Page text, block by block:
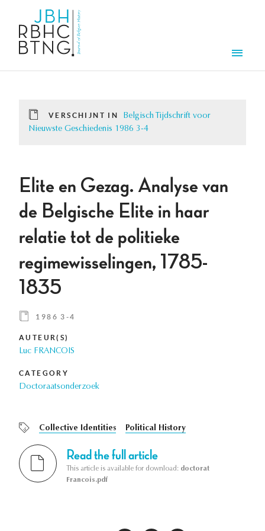
VERSCHIJNT IN
Belgisch Tijdschrift voor
Nieuwste Geschiedenis 1986 3-4
Elite en Gezag. Analyse van
de Belgische Elite in haar
relatie tot de politieke
regimewisselingen, 1785-
1835
1986 3-4
AUTEUR(S)
Luc FRANCOIS
CATEGORY
Doctoraatsonderzoek
Collective Identities Political History
Read the full article
This article is available for download: doctorat
Francois.pdf